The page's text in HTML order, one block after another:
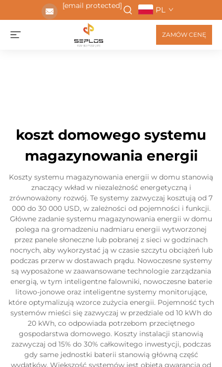
[email protected] PL
ZAMÓW CENĘ
koszt domowego systemu
magazynowania energii
Koszty systemu magazynowania energii w domu stanowią
znaczący wkład w niezależność energetyczną i
zrównoważony rozwój. Te systemy zazwyczaj kosztują od 7
000 do 30 000 USD, w zależności od pojemności i funkcji.
Główne zadanie systemu magazynowania energii w domu
polega na gromadzeniu nadmiaru energii wytworzonej
przez panele słoneczne lub pobranej z sieci w godzinach
nocnych, aby wykorzystać ją w czasie szczytu obciążeń lub
podczas przerw w dostawach prądu. Nowoczesne systemy
są wyposażone w zaawansowane technologie zarządzania
energią, w tym inteligentne falowniki, nowoczesne baterie
litowo-jonowe oraz inteligentne systemy monitorujące,
które optymalizują wzorce zużycia energii. Pojemność tych
systemów mieści się zazwyczaj w przedziale od 10 kWh do
20 kWh, co odpowiada potrzebom przeciętnego
gospodarstwa domowego. Koszty instalacji stanowią
zazwyczaj od 15% do 30% całkowitego inwestycji, podczas
gdy same jednostki baterii stanowią główną część
wydatków. Większość systemów jest objęta gwarancją od